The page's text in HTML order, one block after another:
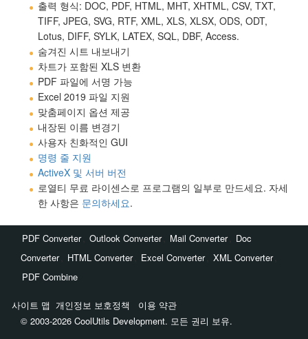
출력 형식: DOC, PDF, HTML, MHT, XHTML, CSV, TXT,
TIFF, JPEG, SVG, RTF, XML, XLS, XLSX, ODS, ODT,
Lotus, DIFF, SYLK, LATEX, SQL, DBF, Access.
숨겨진 시트 내보내기
차트가 포함된 XLS 변환
PDF 파일에 서명 가능
Excel 2019 파일 지원
맞춤페이지 옵션 제공
내장된 이름 변경기
사용자 친화적인 GUI
명령 줄 지원
ActiveX 및 서버 버전
로열티 무료 라이센스로 프로그램의 일부로 만드세요. 자세
한 사항은 문의하세요.
PDF Converter Outlook Converter Mail Converter
Doc
Converter
HTML Converter Excel Converter XML Converter
PDF Combine
사이트 맵 개인정보 보호정책
이용 약관
© 2003-2026 CoolUtils Development. 모든 권리 보유.